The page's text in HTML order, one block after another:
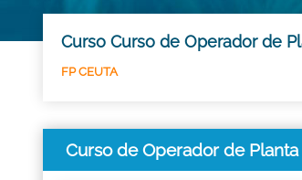
Curso Curso de Operador de
FP CEUTA
Curso de Operador de Planta